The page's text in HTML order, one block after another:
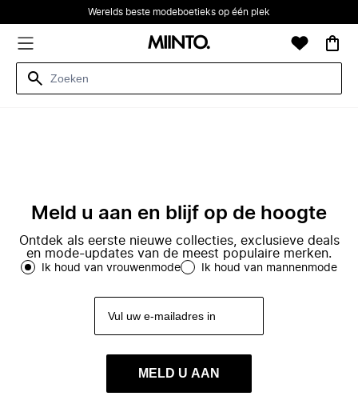
Werelds beste modeboetieks op één plek
Meld u aan en blijf op de hoogte
Ontdek als eerste nieuwe collecties, exclusieve deals
en mode-updates van de meest populaire merken.
Ik houd van vrouwenmode Ik houd van mannenmode
MELD U AAN